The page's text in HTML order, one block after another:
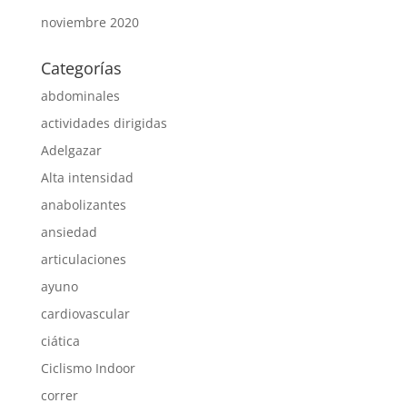
noviembre 2020
Categorías
abdominales
actividades dirigidas
Adelgazar
Alta intensidad
anabolizantes
ansiedad
articulaciones
ayuno
cardiovascular
ciática
Ciclismo Indoor
correr